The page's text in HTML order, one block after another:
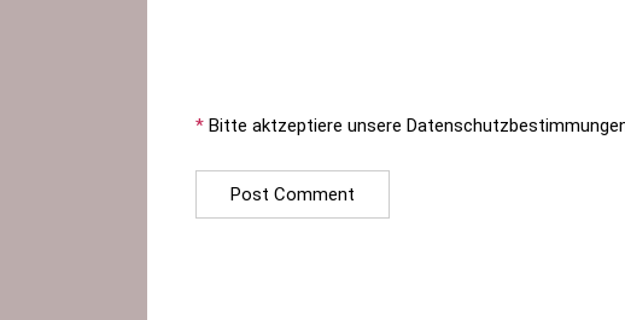
* Bitte aktzeptiere unsere